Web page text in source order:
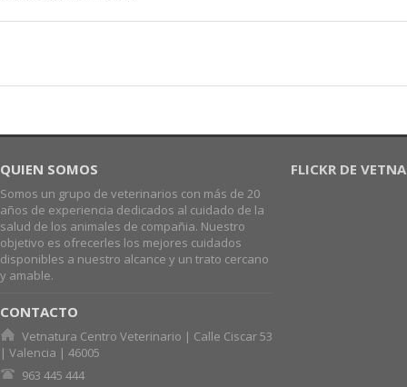
QUIEN SOMOS
Somos un grupo de veterinarios con más de 20
años de experiencia dedicados al cuidado de la
salud de los animales de compañia. Nuestro
objetivo es ofrecerles los mejores cuidados
disponibles a nuestro alcance y un trato cercano
y amable.
CONTACTO
Vetnatura Centro Veterinario | Calle Ciscar 53
| Valencia | 46005
963 445 444
FLICKR DE